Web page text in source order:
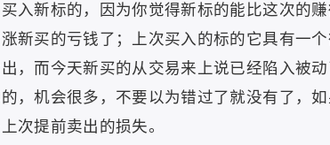
入新标的，因为你觉得新标的能比这次的
新买的亏钱了；上次买入的标的它具有一
，而今天新买的从交易来上说已经陷入被
，机会很多，不要以为错过了就没有了，
次提前卖出的损失。